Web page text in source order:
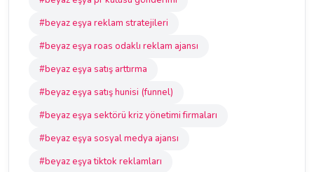
#beyaz eşya reklam stratejileri
#beyaz eşya roas odaklı reklam ajansı
#beyaz eşya satış arttırma
#beyaz eşya satış hunisi (funnel)
#beyaz eşya sektörü kriz yönetimi firmaları
#beyaz eşya sosyal medya ajansı
#beyaz eşya tiktok reklamları